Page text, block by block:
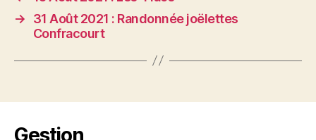
→
31 Août 2021 : Randonnée joëlettes
Confracourt
Gestion